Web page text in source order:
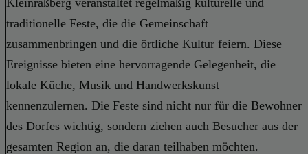
traditionelle Feste, die die Gemeinschaft
zusammenbringen und die örtliche Kultur feiern. Diese
Ereignisse bieten eine hervorragende Gelegenheit, die
lokale Küche, Musik und Handwerkskunst
kennenzulernen. Die Feste sind nicht nur für die Bewohner
des Dorfes wichtig, sondern ziehen auch Besucher aus der
gesamten Region an, die daran teilhaben möchten.